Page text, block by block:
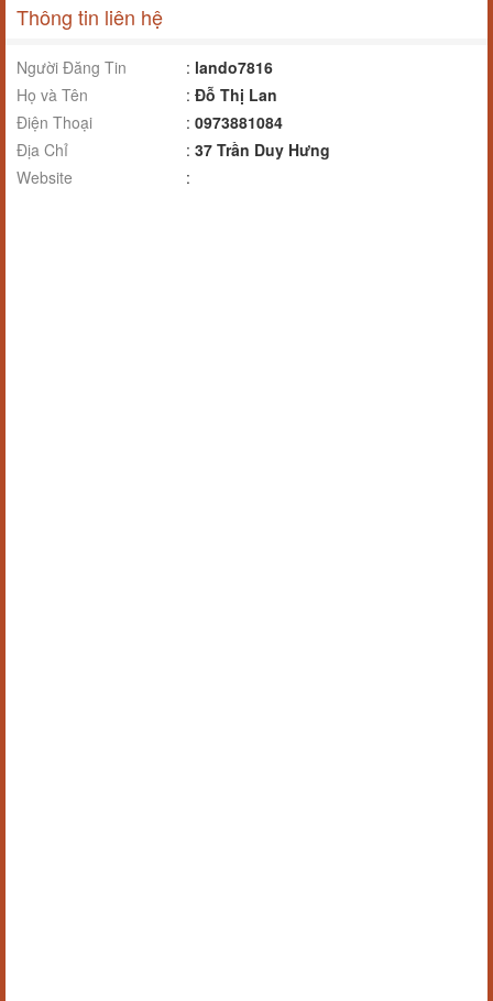
Thông tin liên hệ
Người Đăng Tin : lando7816
Họ và Tên
: Đỗ Thị Lan
Điện Thoại
: 0973881084
Địa Chỉ
: 37 Trần Duy Hưng
Website
: